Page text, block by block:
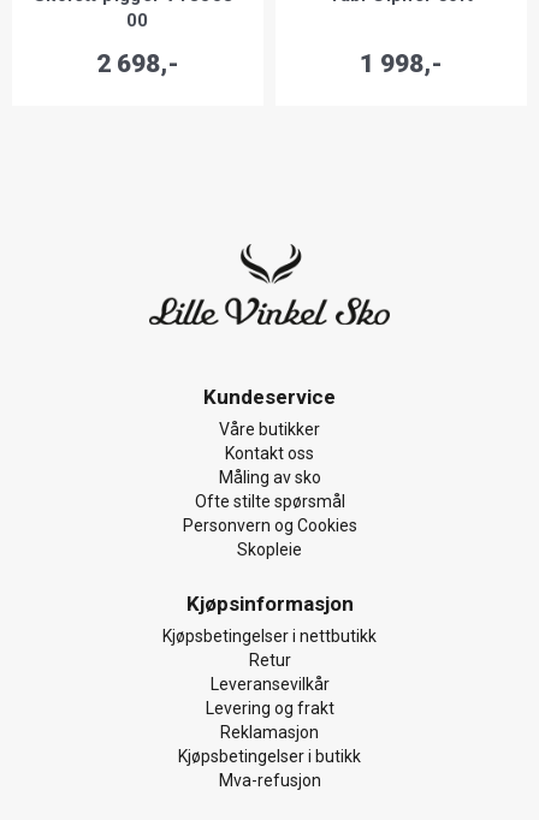
00
2 698,- 1 998,-
Kundeservice
Våre butikker
Kontakt oss
Måling av sko
Ofte stilte spørsmål
Personvern og Cookies
Skopleie
Kjøpsinformasjon
Kjøpsbetingelser i nettbutikk
Retur
Leveransevilkår
Levering og frakt
Reklamasjon
Kjøpsbetingelser i butikk
Mva-refusjon